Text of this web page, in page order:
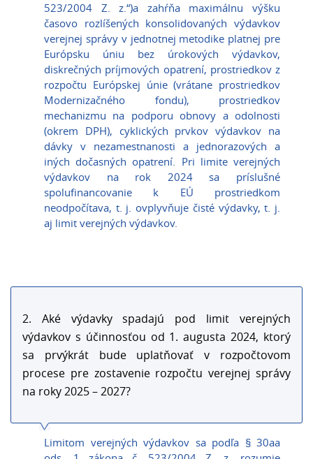
523/2004 Z. z.“)a zahŕňa maximálnu výšku
časovo rozlíšených konsolidovaných výdavkov
verejnej správy v jednotnej metodike platnej pre
Európsku úniu bez úrokových výdavkov,
diskrečných príjmových opatrení, prostriedkov z
rozpočtu Európskej únie (vrátane prostriedkov
Modernizačného fondu), prostriedkov
mechanizmu na podporu obnovy a odolnosti
(okrem DPH), cyklických prvkov výdavkov na
dávky v nezamestnanosti a jednorazových a
iných dočasných opatrení. Pri limite verejných
výdavkov na rok 2024 sa príslušné
spolufinancovanie k EÚ prostriedkom
neodpočítava, t. j. ovplyvňuje čisté výdavky, t. j.
aj limit verejných výdavkov.
2. Aké výdavky spadajú pod limit verejných
výdavkov s účinnosťou od 1. augusta 2024, ktorý
sa prvýkrát bude uplatňovať v rozpočtovom
procese pre zostavenie rozpočtu verejnej správy
na roky 2025 – 2027?
Limitom verejných výdavkov sa podľa § 30aa